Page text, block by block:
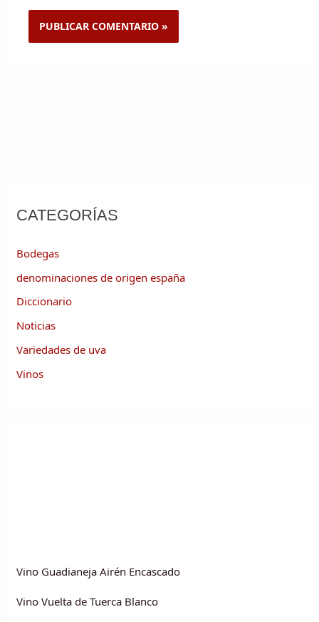
CATEGORÍAS
Bodegas
denominaciones de origen españa
Diccionario
Noticias
Variedades de uva
Vinos
Vino Guadianeja Airén Encascado
Vino Vuelta de Tuerca Blanco